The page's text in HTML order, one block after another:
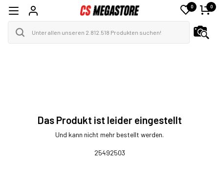
0 0
Das Produkt ist leider eingestellt
Und kann nicht mehr bestellt werden.
25492503